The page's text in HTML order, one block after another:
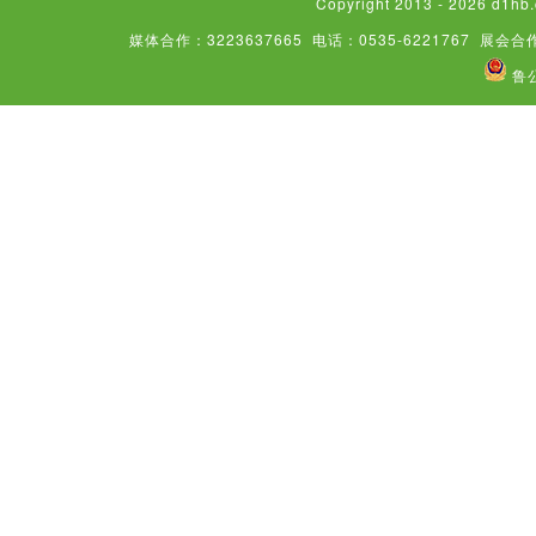
媒体合作：3223637665
电话：0535-6221767 展会合
鲁